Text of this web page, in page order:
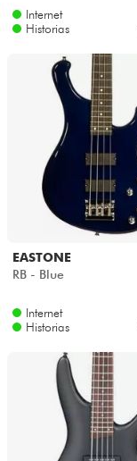
Internet
Historias
EASTONE
RB - Blue
Internet
Historias